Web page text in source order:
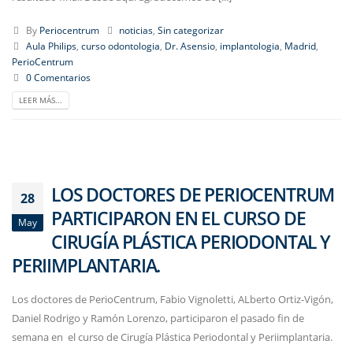
By Periocentrum noticias ,Sin categorizar
Aula Philips, curso odontologia Dr. Asensio, implantologia Madrid,
PerioCentrum
0 Comentarios
LEER MÁS...
28
May
LOS DOCTORES DE PERIOCENTRUM
PARTICIPARON EN EL CURSO DE
CIRUGÍA PLÁSTICA PERIODONTAL Y
PERIIMPLANTARIA.
Los doctores de PerioCentrum, Fabio Vignoletti, ALberto Ortiz-Vigón,
Daniel Rodrigo y Ramón Lorenzo, participaron el pasado fin de
semana en el curso de Cirugía Plástica Periodontal y Periimplantaria.